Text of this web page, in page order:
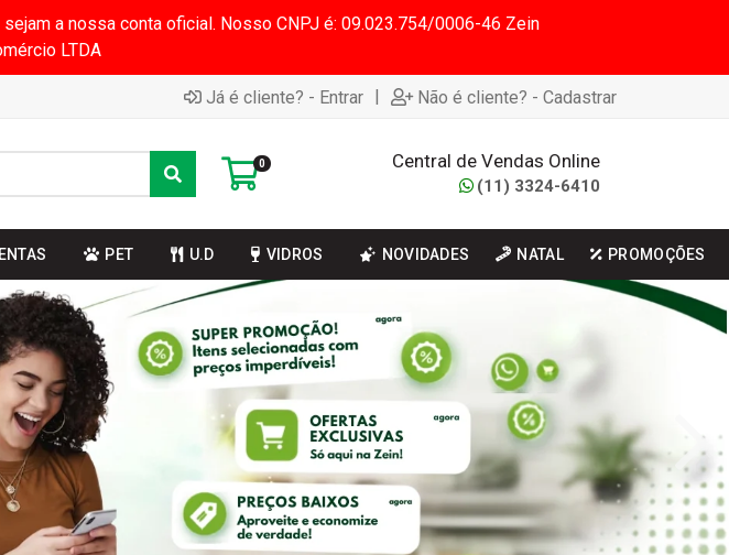
a nossa conta oficial. Nosso CNPJ é: 09.023.754/0006-46 Zein
LTDA
Já é cliente? - Entrar | Não é cliente? - Cadastrar
0 Central de Vendas Online
(11) 3324-6410
PET U.D VIDROS NOVIDADES NATAL PROMOÇÕES